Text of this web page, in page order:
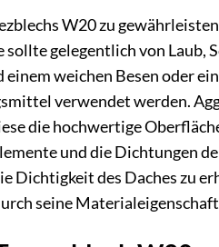
W20 zu
gelegentlich von Laub,
weichen Besen oder
verwendet werden.
die hochwertige
und die Dichtungen
Dichtigkeit des Daches zu
seine